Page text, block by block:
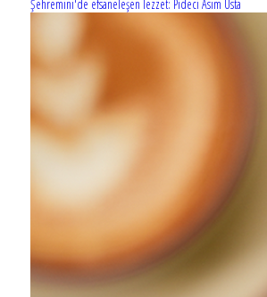
Şehremini'de efsaneleşen lezzet: Pideci Asım Usta